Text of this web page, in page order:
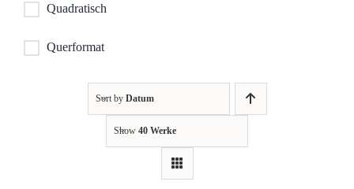
Quadratisch
Querformat
Sort by Datum
Show 40 Werke